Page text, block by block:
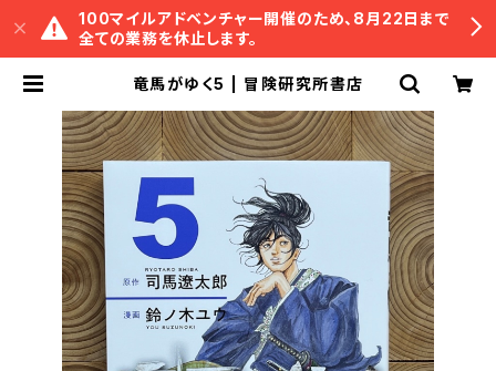
100マイルアドベンチャー開催のため、8月22日まで
全ての業務を休止します。
竜馬がゆく5 | 冒険研究所書店